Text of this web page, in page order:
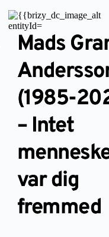
Mads
(1985-
– Intet
var dig
fremmed